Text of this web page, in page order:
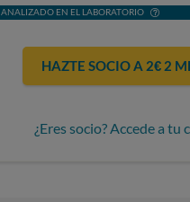
ANALIZADO EN EL LABORATORIO
HAZTE SOCIO A 2€ 2
¿Eres socio? Accede a tu